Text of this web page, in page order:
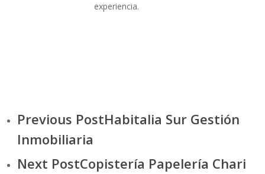
experiencia.
Previous PostHabitalia Sur Gestión
Inmobiliaria
Next PostCopistería Papelería Chari